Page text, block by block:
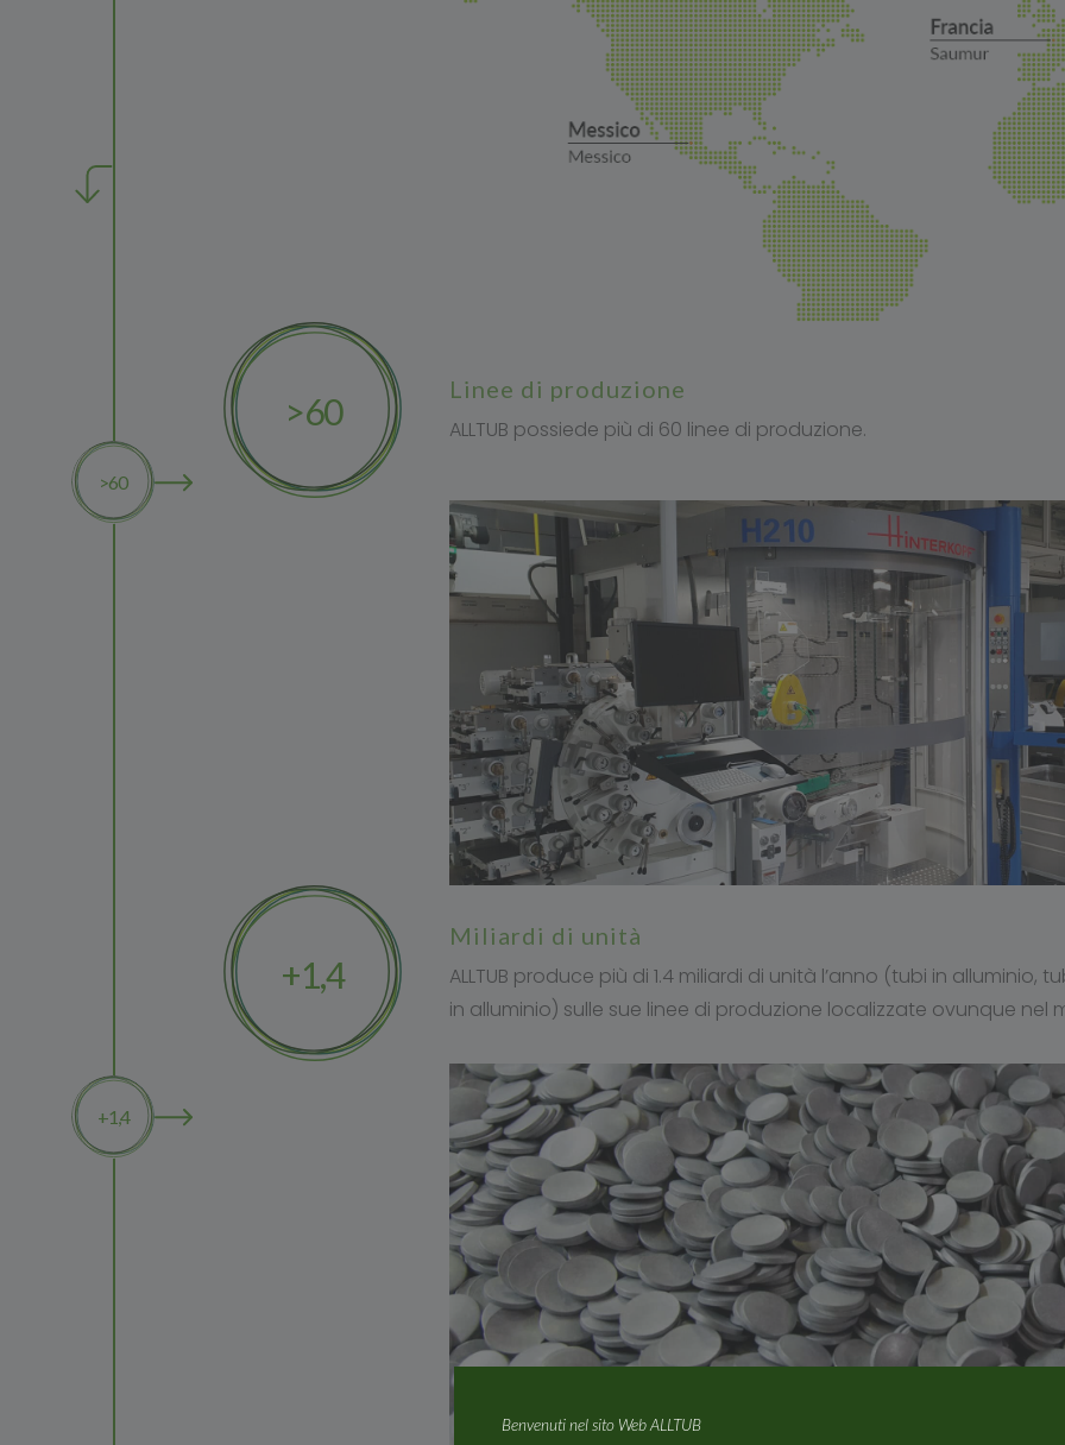
>60
+1,4
>60
linee di produzione
ALLTUB possiede più di 60 linee di produzione.
+1,4
miliardi di unità
ALLTUB produce più di 1.4 miliardi di unità l’anno (tubi in
in alluminio) sulle sue linee di produzione localizzate ovunque nel
Benvenuti nel sito Web ALLTUB